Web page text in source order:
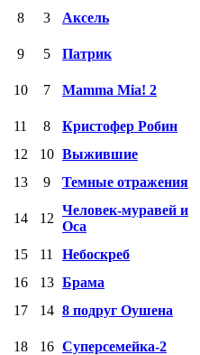
8 3 Аксель
9 5 Патрик
10
7 Mamma Mia! 2
11 8 Кристофер Робин
12
10 Выжившие
13
9 Темные отражения
14
12
Человек-муравей и
Оса
15 11 Небоскреб
16
13 Брама
17
14 8 подруг Оушена
18 16 Суперсемейка-2